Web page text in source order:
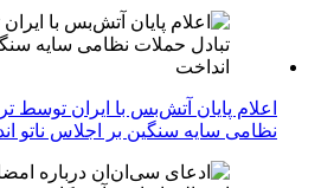
اعلام پایان آتش‌بس با ایران توسط
نظامی سایه سنگین بر اجلاس ناتو